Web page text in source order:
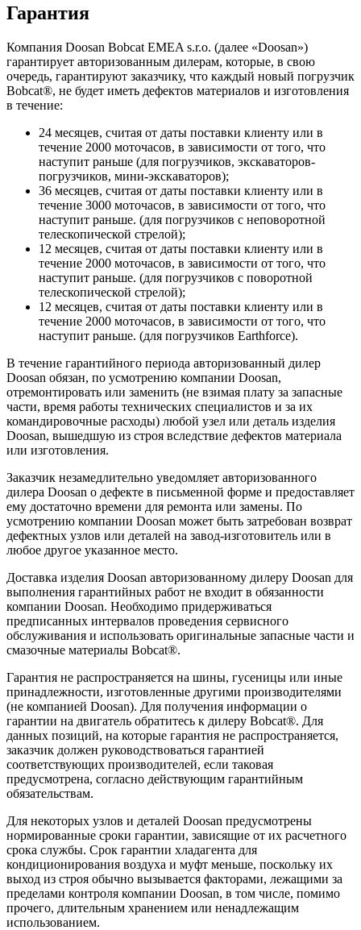
Гарантия
Компания Doosan Bobcat EMEA s.r.o. (далее «Doosan»)
гарантирует авторизованным дилерам, которые, в свою
очередь, гарантируют заказчику, что каждый новый погрузчик
Bobcat®, не будет иметь дефектов материалов и изготовления
в течение:
24 месяцев, считая от даты поставки клиенту или в
течение 2000 моточасов, в зависимости от того, что
наступит раньше (для погрузчиков, экскаваторов-
погрузчиков, мини-экскаваторов);
36 месяцев, считая от даты поставки клиенту или в
течение 3000 моточасов, в зависимости от того, что
наступит раньше. (для погрузчиков с неповоротной
телескопической стрелой);
12 месяцев, считая от даты поставки клиенту или в
течение 2000 моточасов, в зависимости от того, что
наступит раньше. (для погрузчиков с поворотной
телескопической стрелой);
12 месяцев, считая от даты поставки клиенту или в
течение 2000 моточасов, в зависимости от того, что
наступит раньше. (для погрузчиков Earthforce).
В течение гарантийного периода авторизованный дилер
Doosan обязан, по усмотрению компании Doosan,
отремонтировать или заменить (не взимая плату за запасные
части, время работы технических специалистов и за их
командировочные расходы) любой узел или деталь изделия
Doosan, вышедшую из строя вследствие дефектов материала
или изготовления.
Заказчик незамедлительно уведомляет авторизованного
дилера Doosan о дефекте в письменной форме и предоставляет
ему достаточно времени для ремонта или замены. По
усмотрению компании Doosan может быть затребован возврат
дефектных узлов или деталей на завод-изготовитель или в
любое другое указанное место.
Доставка изделия Doosan авторизованному дилеру Doosan для
выполнения гарантийных работ не входит в обязанности
компании Doosan. Необходимо придерживаться
предписанных интервалов проведения сервисного
обслуживания и использовать оригинальные запасные части и
смазочные материалы Bobcat®.
Гарантия не распространяется на шины, гусеницы или иные
принадлежности, изготовленные другими производителями
(не компанией Doosan). Для получения информации о
гарантии на двигатель обратитесь к дилеру Bobcat®. Для
данных позиций, на которые гарантия не распространяется,
заказчик должен руководствоваться гарантией
соответствующих производителей, если таковая
предусмотрена, согласно действующим гарантийным
обязательствам.
Для некоторых узлов и деталей Doosan предусмотрены
нормированные сроки гарантии, зависящие от их расчетного
срока службы. Срок гарантии хладагента для
кондиционирования воздуха и муфт меньше, поскольку их
выход из строя обычно вызывается факторами, лежащими за
пределами контроля компании Doosan, в том числе, помимо
прочего, длительным хранением или ненадлежащим
использованием.